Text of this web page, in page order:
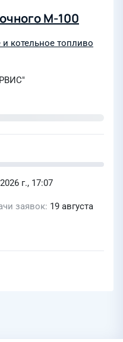
М-100
котельное топливо
г., 17:07
заявок 19 августа